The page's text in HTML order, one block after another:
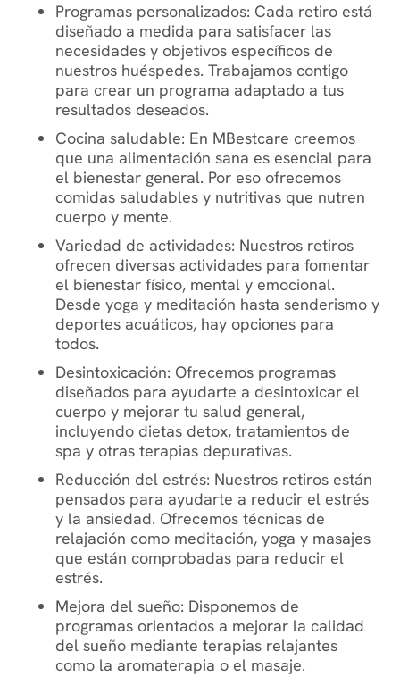
Programas personalizados: Cada retiro está
diseñado a medida para satisfacer las
necesidades y objetivos específicos de
nuestros huéspedes. Trabajamos contigo
para crear un programa adaptado a tus
resultados deseados.
Cocina saludable: En MBestcare creemos
que una alimentación sana es esencial para
el bienestar general. Por eso ofrecemos
comidas saludables y nutritivas que nutren
cuerpo y mente.
Variedad de actividades: Nuestros retiros
ofrecen diversas actividades para fomentar
el bienestar físico, mental y emocional.
Desde yoga y meditación hasta senderismo y
deportes acuáticos, hay opciones para
todos.
Desintoxicación: Ofrecemos programas
diseñados para ayudarte a desintoxicar el
cuerpo y mejorar tu salud general,
incluyendo dietas detox, tratamientos de
spa y otras terapias depurativas.
Reducción del estrés: Nuestros retiros están
pensados para ayudarte a reducir el estrés
y la ansiedad. Ofrecemos técnicas de
relajación como meditación, yoga y masajes
que están comprobadas para reducir el
estrés.
Mejora del sueño: Disponemos de
programas orientados a mejorar la calidad
del sueño mediante terapias relajantes
como la aromaterapia o el masaje.